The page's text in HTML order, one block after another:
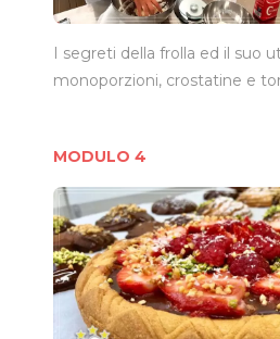
I segreti della frolla ed il suo
monoporzioni, crostatine e
MODULO 4